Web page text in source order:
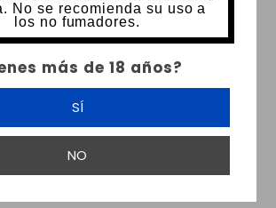
No se recomienda su uso a
los no fumadores.
más de 18 años?
SÍ
NO